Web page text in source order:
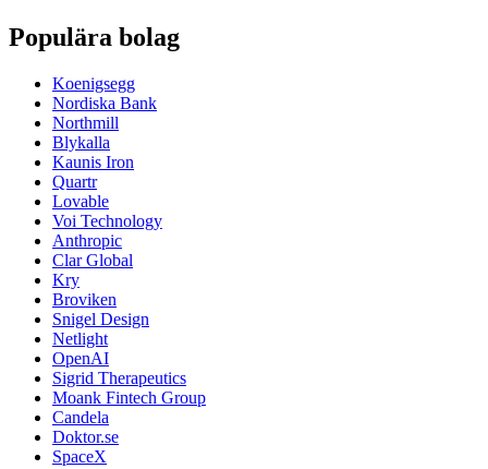
Populära bolag
Koenigsegg
Nordiska Bank
Northmill
Blykalla
Kaunis Iron
Quartr
Lovable
Voi Technology
Anthropic
Clar Global
Kry
Broviken
Snigel Design
Netlight
OpenAI
Sigrid Therapeutics
Moank Fintech Group
Candela
Doktor.se
SpaceX